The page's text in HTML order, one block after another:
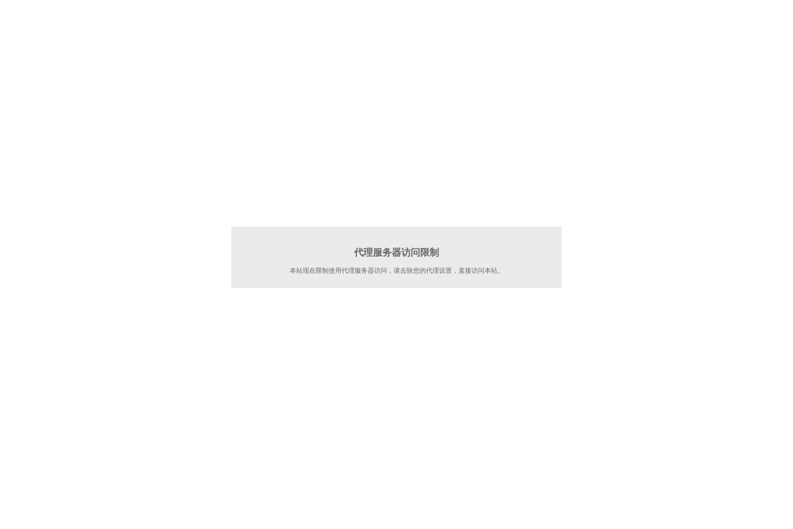
代理服务器访问限制
本站现在限制使用代理服务器访问，请去除您的代理设置，直接访问本站。